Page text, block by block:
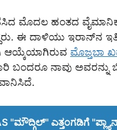
ಮೊದಲ ಹಂತದ
ಈ ದಾಳಿಯು ಇರಾನ್‌ನ
ಆಯ್ಕೆಯಾಗಿರುವ ಮೊಜ್ತಬಾ
ಬಂದರೂ ನಾವು ಅವರನ್ನು
"ಮೌದ್ಗಿಲ್" ಎತ್ತಂಗಡಿಗೆ